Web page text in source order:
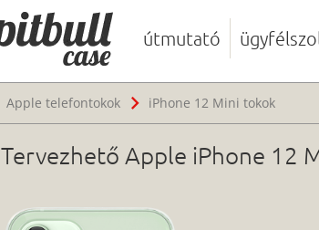
útmutató
Apple telefontokok iPhone 12 Mini tokok
Tervezhető Apple iPhone 12